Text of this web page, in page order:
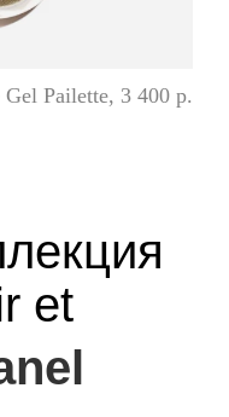
Pailette, 3 400 р.
et